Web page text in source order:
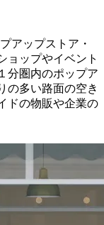
アップストア・
ョップやイベント
分圏内のポップア
の多い路面の空き
ドの物販や企業の